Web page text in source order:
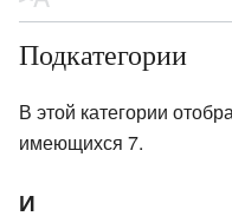
Подкатегории
В этой категории
имеющихся 7.
И